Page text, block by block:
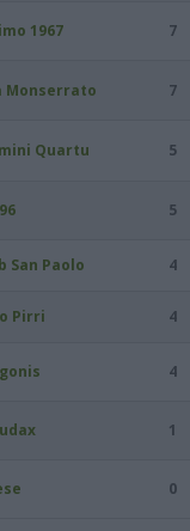
1967 7
Monserrato 7
Quartu 5
5
San Paolo 4
Pirri 4
4
1
0